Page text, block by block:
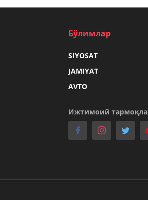
Бўлимлар
SIYOSAT
JAMIYAT
AVTO
Ижтимоий